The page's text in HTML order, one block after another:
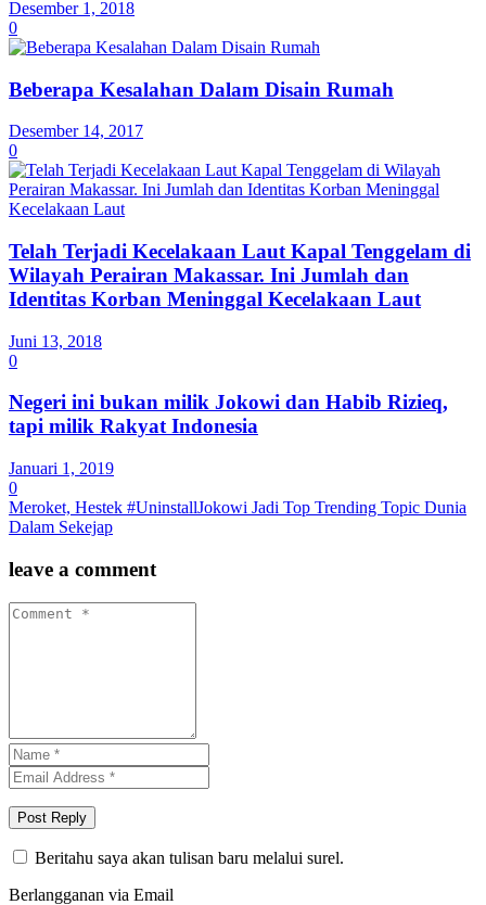
Desember 1, 2018
0
Beberapa Kesalahan Dalam Disain Rumah
Desember 14, 2017
0
Telah Terjadi Kecelakaan Laut Kapal Tenggelam di
Wilayah Perairan Makassar. Ini Jumlah dan
Identitas Korban Meninggal Kecelakaan Laut
Juni 13, 2018
0
Negeri ini bukan milik Jokowi dan Habib Rizieq,
tapi milik Rakyat Indonesia
Januari 1, 2019
0
Meroket, Hestek #UninstallJokowi Jadi Top Trending Topic Dunia
Dalam Sekejap
leave a comment
Beritahu saya akan tulisan baru melalui surel.
Berlangganan via Email